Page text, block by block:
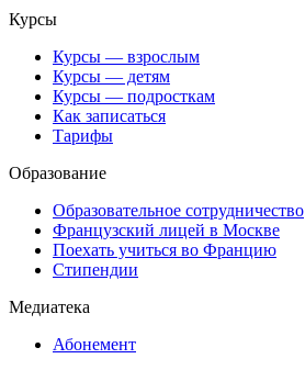
Курсы
Курсы — взрослым
Курсы — детям
Курсы — подросткам
Как записаться
Тарифы
Образование
Образовательное сотрудничество
Французский лицей в Москве
Поехать учиться во Францию
Стипендии
Медиатека
Абонемент